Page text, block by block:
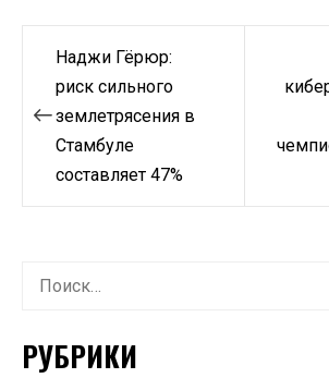
Навигация
записям
Наджи Гёрюр:
риск сильного
землетрясения в
Стамбуле
составляет 47%
Найти:
РУБРИКИ